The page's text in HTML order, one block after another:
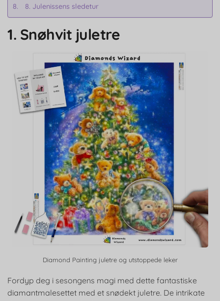
8. Julenissens sledetur
1. Snøhvit juletre
Diamond Painting juletre og utstoppede leker
Fordyp deg i sesongens magi med dette fantastiske
diamantmalesettet med et snødekt juletre. De intrikate